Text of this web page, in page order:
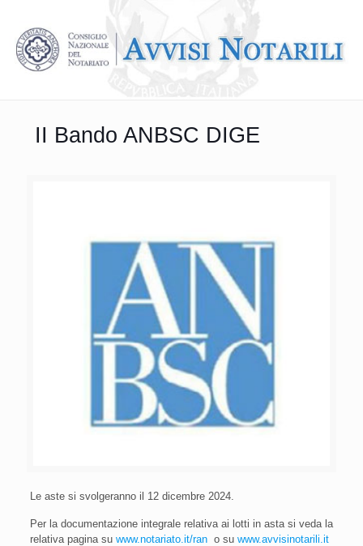
II Bando ANBSC DIGE
Le aste si svolgeranno il 12 dicembre 2024.
Per la documentazione integrale relativa ai lotti in asta si veda la
relativa pagina su www.notariato.it/rano su www.avvisinotarili.it